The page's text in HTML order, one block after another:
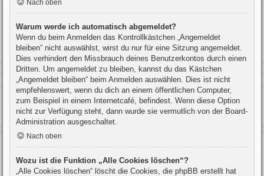
Nach oben
Warum werde ich automatisch abgemeldet?
Wenn du beim Anmelden das Kontrollkästchen „Angemeldet
bleiben“ nicht auswählst, wirst du nur für eine Sitzung angemeldet.
Dies verhindert den Missbrauch deines Benutzerkontos durch einen
Dritten. Um angemeldet zu bleiben, kannst du das Kästchen
„Angemeldet bleiben“ beim Anmelden auswählen. Dies ist nicht
empfehlenswert, wenn du dich an einem öffentlichen Computer,
zum Beispiel in einem Internetcafé, befindest. Wenn diese Option
nicht zur Verfügung steht, dann wurde sie vermutlich von der Board-
Administration ausgeschaltet.
Nach oben
Wozu ist die Funktion „Alle Cookies löschen“?
„Alle Cookies löschen“ löscht die Cookies, die phpBB erstellt hat